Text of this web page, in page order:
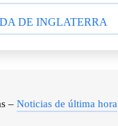
DE INGLATERRA
– Noticias de última hora